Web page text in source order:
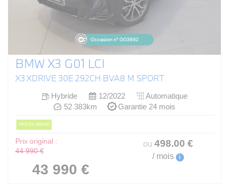
BMW X3 G01 LCI
X3 XDRIVE 30E 292CH BVA8 M SPORT
Hybride 12/2022
Automatique
52 383km
Garantie 24 mois
PRIX EN BAISSE
Prix original :
44 990 €
43 990 €
ou 498.00 €
/ mois i